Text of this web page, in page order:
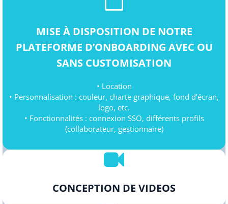
MISE À DISPOSITION DE NOTRE
PLATEFORME D’ONBOARDING AVEC OU
SANS CUSTOMISATION
• Location
• Personnalisation : couleur, charte graphique, fond d’écran,
logo, etc.
• Fonctionnalités : connexion SSO, différents profils
(collaborateur, gestionnaire)
CONCEPTION DE VIDEOS